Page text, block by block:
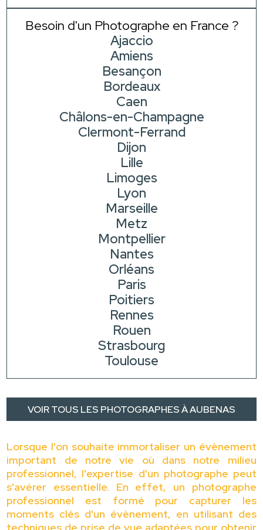
Besoin d'un Photographe en France ?
Ajaccio
Amiens
Besançon
Bordeaux
Caen
Châlons-en-Champagne
Clermont-Ferrand
Dijon
Lille
Limoges
Lyon
Marseille
Metz
Montpellier
Nantes
Orléans
Paris
Poitiers
Rennes
Rouen
Strasbourg
Toulouse
VOIR TOUS LES PHOTOGRAPHES À AUBENAS
Lorsque l'on souhaite immortaliser un évènement
important de notre vie où dans notre milieu
professionnel, l'expertise d'un photographe peut
s'avérer essentielle. En effet, un photographe
professionnel est formé pour capturer les
moments clés d'un évènement, en utilisant des